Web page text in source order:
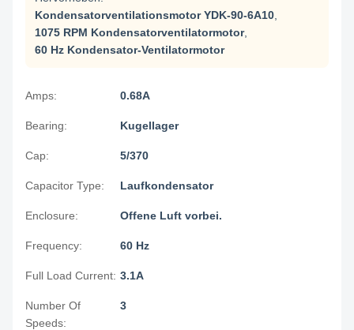
Kondensatorventilationsmotor YDK-90-6A10
1075 RPM Kondensatorventilatormotor,
60 Hz Kondensator-Ventilatormotor
Amps: 0.68A
Bearing: Kugellager
Cap: 5/370
Capacitor Type: Laufkondensator
Enclosure: Offene Luft vorbei.
Frequency: 60 Hz
Full Load Current: 3.1A
Number Of
Speeds:
3